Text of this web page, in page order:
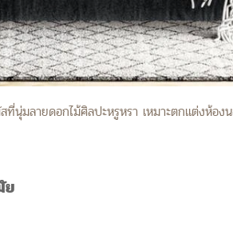
นุ่มลายดอกไม้ศิลปะหรูหรา เหมาะตกแต่งห้อง
ย